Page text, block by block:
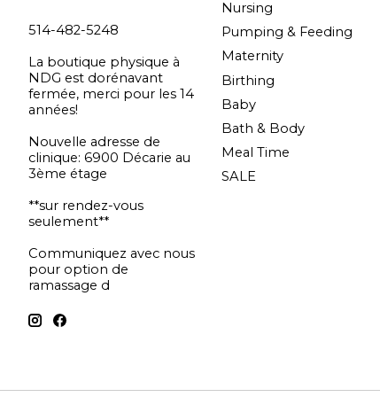
514-482-5248
La boutique physique à
NDG est dorénavant
fermée, merci pour les 14
années!
Nouvelle adresse de
clinique: 6900 Décarie au
3ème étage
**sur rendez-vous
seulement**
Communiquez avec nous
pour option de
ramassage d
Nursing
Pumping & Feeding
Maternity
Birthing
Baby
Bath & Body
Meal Time
SALE